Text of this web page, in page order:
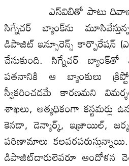
ఎస్‌విబితో పాటు దివాళా
సిగ్నేచర్‌ బ్యాంక్‌ను
డిపాజిట్‌ ఇన్సూరెన్స్‌ కార్పొరేషన్‌
చేసుకుంది. సిగ్నేచర్‌
పతనానికి ఆ బ్యాంకులు
స్వీకరించడమే కారణమని
శాఖలు, అత్యధికంగా
కెనడా, డెన్మార్క్‌, ఇజ్రాయిల్‌,
పరిణామాలు
డిపాజిట్‌దారులెవరూ ఆందోళన